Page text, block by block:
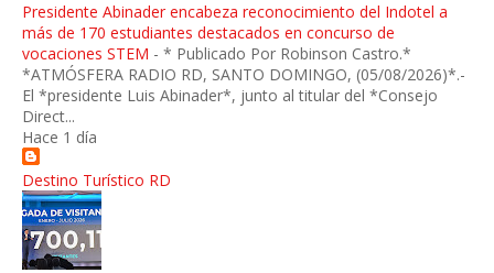
Presidente Abinader encabeza reconocimiento del Indotel a
más de 170 estudiantes destacados en concurso de
vocaciones STEM - * Publicado Por Robinson Castro.*
*ATMÓSFERA RADIO RD, SANTO DOMINGO, (05/08/2026)*.-
El *presidente Luis Abinader*, junto al titular del *Consejo
Direct...
Hace 1 día
Destino Turístico RD